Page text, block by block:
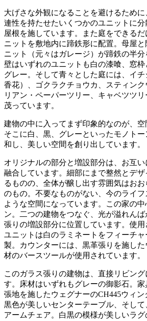
大げさな外観になることを避けるために
連性を持たせたいくつかのユニットに
屋根を施しています。また庭をできる
ニットを敷地内に蹄鉄形に配置。母屋
ニット（元々はガレージ）が蹄鉄の半
壁はいずれのユニットも白の漆喰、窓
グレー。そして青々とした庭には、イ
香花）、ゴクラクチョウカ、スティン
リアン・ペーパーツリー、キャベツツ
茂っています。
建物の中に入ってまず印象的なのが、空
そこに白、黒、グレーといったモノト
和し、美しい空間を創り出しています。
オリジナルの部分と増設部分は、お互
融合しています。細部にまで整然とデ
るものの、全体が醸し出す雰囲気はお
のもの。不要なものがない、今のライ
ような空間になっています。この家の
ン。二つの建物をつなぐ、光が溢れん
張りの増設部分に位置しています。使
ユニットは白のラミネートをフィーチャ
製。カウンターには、黒革張りを施し
材のバースツールが使用されています。
このガラス張りの建物は、直接リビング
す。床材はいずれもグレーの御影石。
張地を施したウェグナーのCH445ウィ
黒色が美しいセンターテーブル、そし
アームチェア。白黒の模様が美しいラ